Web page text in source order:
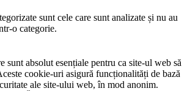
sunt cele care sunt analizate și nu au
o categorie.
sunt absolut esențiale pentru ca site-ul web să
cookie-uri asigură funcționalități de bază
ale site-ului web, în mod anonim.